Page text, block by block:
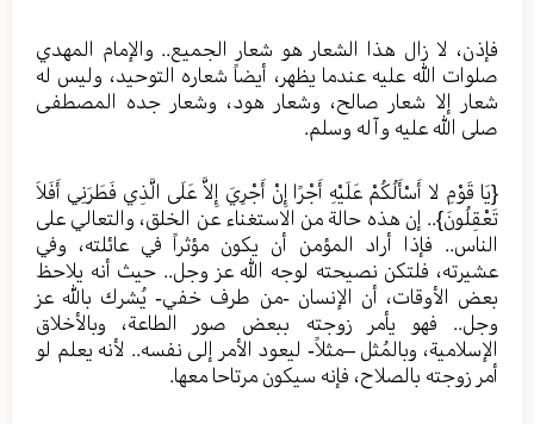
فإذن، لا زال هذا الشعار هو شعار الجميع.. والإمام المهدي
صلوات الله عليه عندما يظهر، أيضاً شعاره التوحيد، وليس له
شعار إلا شعار صالح، وشعار هود، وشعار جده المصطفى
صلى الله عليه وآله وسلم.
{يَا قَوْمِ لا أَسْأَلُكُمْ عَلَيْهِ أَجْرًا إِنْ أَجْرِيَ إِلاَّ عَلَى الَّذِي فَطَرَنِي أَفَلاَ
تَعْقِلُونَ}.. إن هذه حالة من الاستغناء عن الخلق، والتعالي على
الناس.. فإذا أراد المؤمن أن يكون مؤثراً في عائلته، وفي
عشيرته، فلتكن نصيحته لوجه الله عز وجل.. حيث أنه يلاحظ
بعض الأوقات، أن الإنسان -من طرف خفي- يُشرك بالله عز
وجل.. فهو يأمر زوجته ببعض صور الطاعة، وبالأخلاق
الإسلامية، وبالمُثل –مثلاً- ليعود الأمر إلى نفسه.. لأنه يعلم لو
أمر زوجته بالصلاح، فإنه سيكون مرتاحا معها.